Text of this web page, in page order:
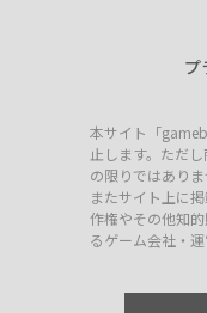
プ
本サイト「
止します。ただ
の限りではありま
またサイト上に
作権やその他知
るゲーム会社・運